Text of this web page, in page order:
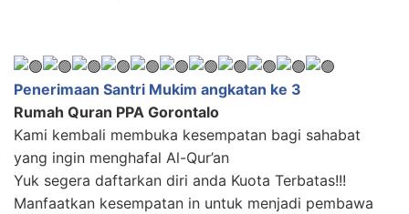
Penerimaan Santri Mukim angkatan ke 3
Rumah Quran PPA Gorontalo
Kami kembali membuka kesempatan bagi sahabat
yang ingin menghafal Al-Qur’an
Yuk segera daftarkan diri anda Kuota Terbatas!!!
Manfaatkan kesempatan in untuk menjadi pembawa